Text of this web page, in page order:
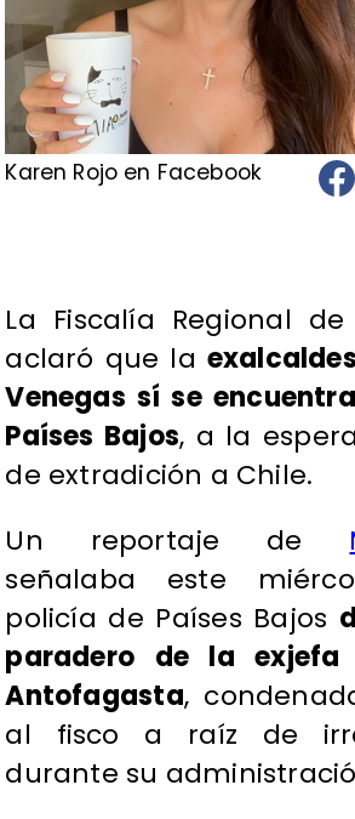
Karen Rojo en Facebook
La Fiscalía Regional
aclaró que la
Venegas sí se
Países Bajos, a la
de extradición a Chile.
Un reportaje de
señalaba este
policía de Países Bajos
paradero de la exjefa
Antofagasta,
al fisco a raíz de
durante su